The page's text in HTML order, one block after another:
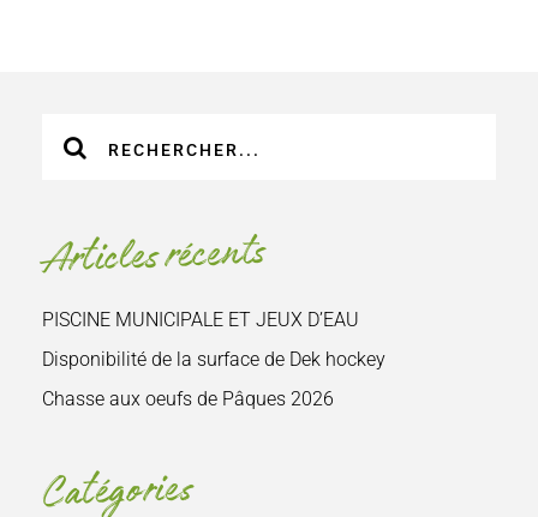
sur
Articles récents
PISCINE MUNICIPALE ET JEUX D’EAU
Disponibilité de la surface de Dek hockey
Chasse aux oeufs de Pâques 2026
Catégories